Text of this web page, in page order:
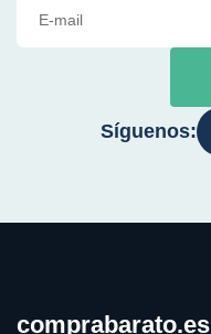
Síguenos:
comprabarato.es